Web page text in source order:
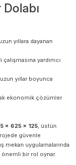
yıllara dayanan
yardımcı
yıllar boyunca
ekonomik çözümler
x 625 x 125 , üstün
güvenle
mekan uygulamalarında
bir rol oynar.